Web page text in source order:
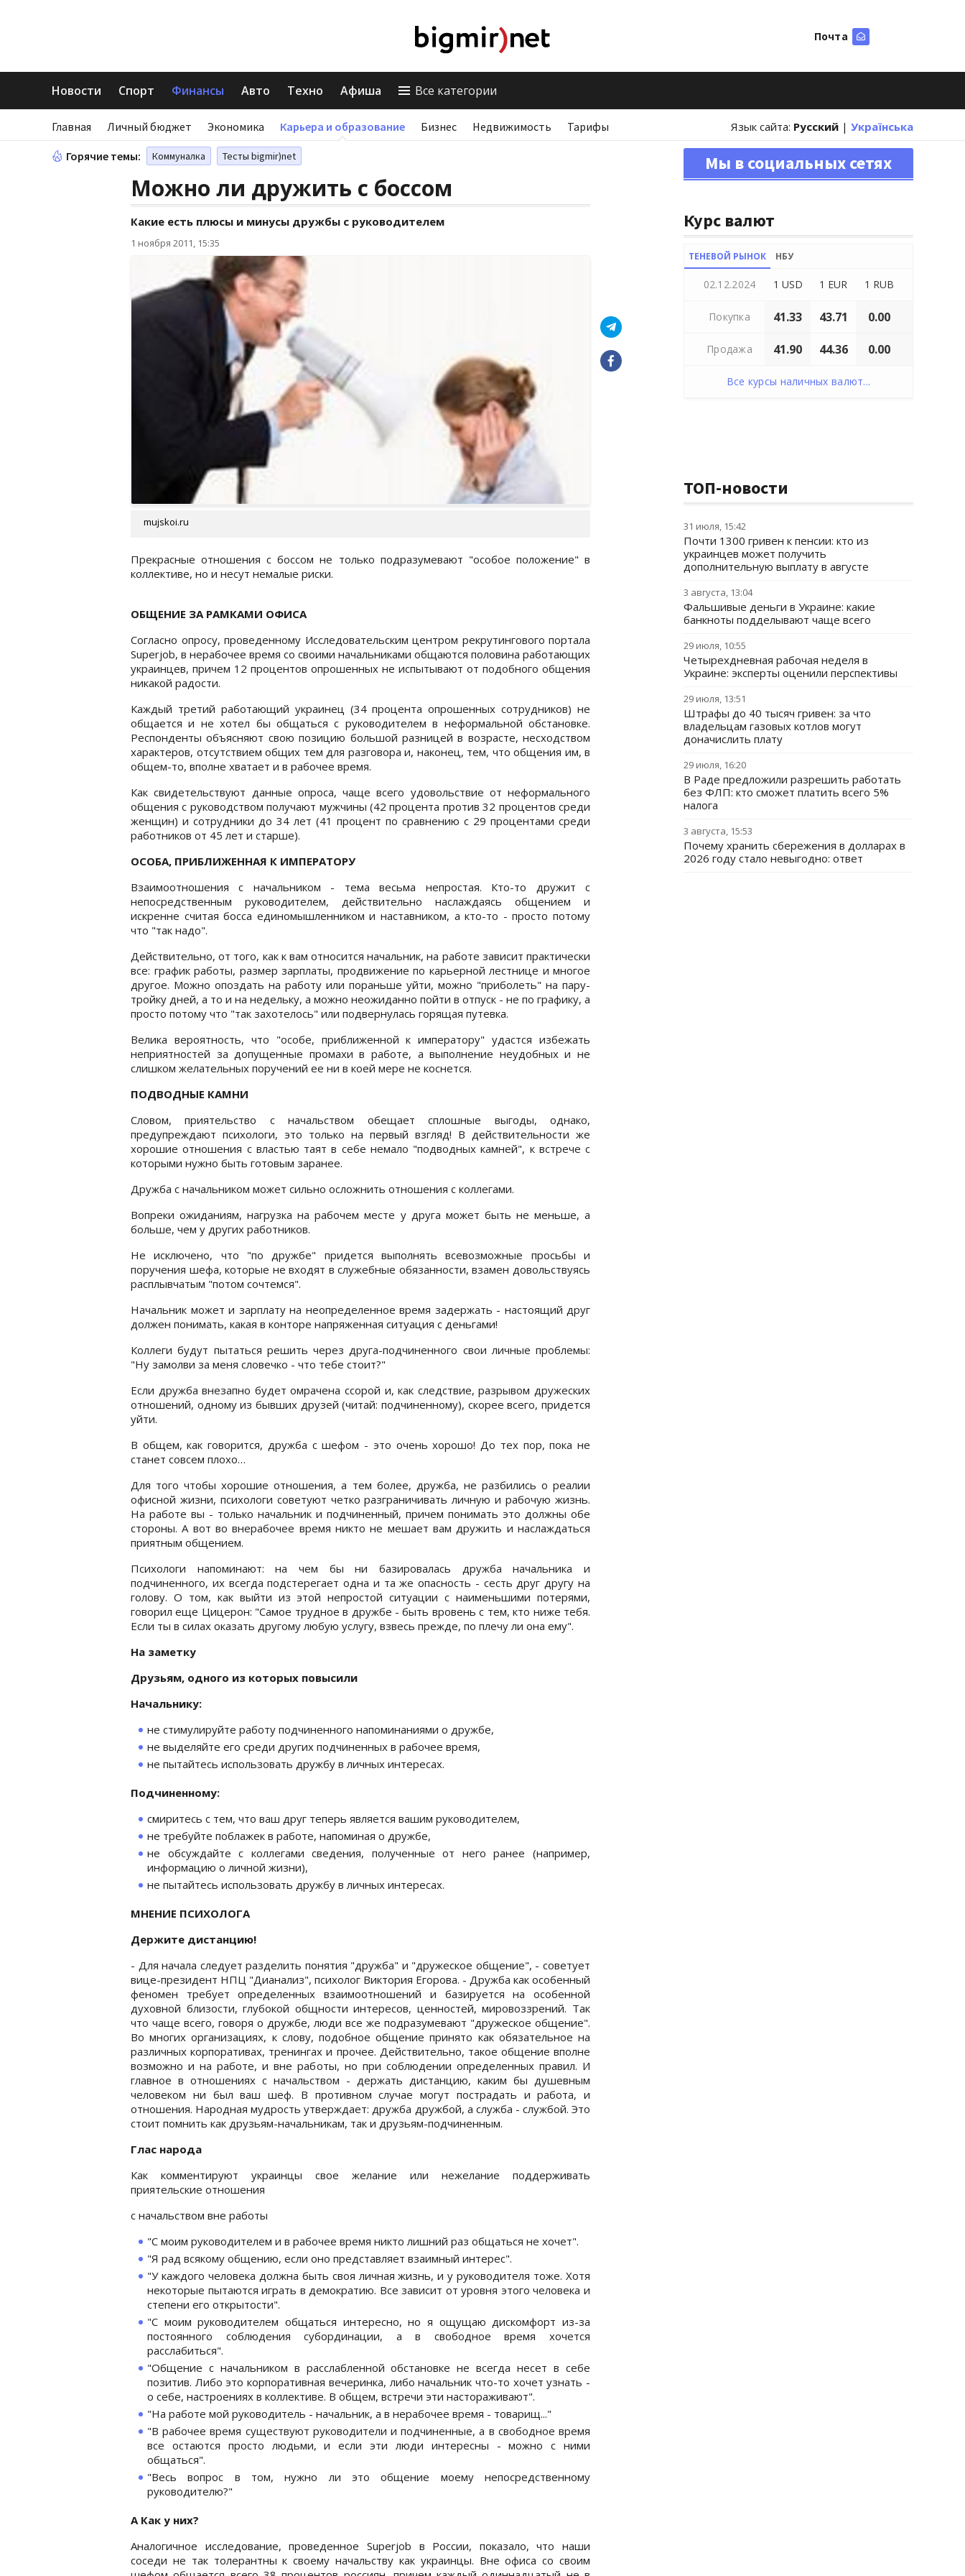
Почта
Новости Спорт Финансы Авто Техно Афиша Все категории
Главная Личный бюджет Экономика Карьера и образование Бизнес Недвижимость Тарифы Язык сайта: Русский | Українська
Горячие темы: Коммуналка Тесты bigmir)net
Можно ли дружить с боссом
Какие есть плюсы и минусы дружбы с руководителем
1 ноября 2011, 15:35
mujskoi.ru
Прекрасные отношения с боссом не только подразумевают "особое положение" в
коллективе, но и несут немалые риски.
ОБЩЕНИЕ ЗА РАМКАМИ ОФИСА
Согласно опросу, проведенному Исследовательским центром рекрутингового портала
Superjob, в нерабочее время со своими начальниками общаются половина работающих
украинцев, причем 12 процентов опрошенных не испытывают от подобного общения
никакой радости.
Каждый третий работающий украинец (34 процента опрошенных сотрудников) не
общается и не хотел бы общаться с руководителем в неформальной обстановке.
Респонденты объясняют свою позицию большой разницей в возрасте, несходством
характеров, отсутствием общих тем для разговора и, наконец, тем, что общения им, в
общем-то, вполне хватает и в рабочее время.
Как свидетельствуют данные опроса, чаще всего удовольствие от неформального
общения с руководством получают мужчины (42 процента против 32 процентов среди
женщин) и сотрудники до 34 лет (41 процент по сравнению с 29 процентами среди
работников от 45 лет и старше).
ОСОБА, ПРИБЛИЖЕННАЯ К ИМПЕРАТОРУ
Взаимоотношения с начальником - тема весьма непростая. Кто-то дружит с
непосредственным руководителем, действительно наслаждаясь общением и
искренне считая босса единомышленником и наставником, а кто-то - просто потому
что "так надо".
Действительно, от того, как к вам относится начальник, на работе зависит практически
все: график работы, размер зарплаты, продвижение по карьерной лестнице и многое
другое. Можно опоздать на работу или пораньше уйти, можно "приболеть" на пару-
тройку дней, а то и на недельку, а можно неожиданно пойти в отпуск - не по графику, а
просто потому что "так захотелось" или подвернулась горящая путевка.
Велика вероятность, что "особе, приближенной к императору" удастся избежать
неприятностей за допущенные промахи в работе, а выполнение неудобных и не
слишком желательных поручений ее ни в коей мере не коснется.
ПОДВОДНЫЕ КАМНИ
Словом, приятельство с начальством обещает сплошные выгоды, однако,
предупреждают психологи, это только на первый взгляд! В действительности же
хорошие отношения с властью таят в себе немало "подводных камней", к встрече с
которыми нужно быть готовым заранее.
Дружба с начальником может сильно осложнить отношения с коллегами.
Вопреки ожиданиям, нагрузка на рабочем месте у друга может быть не меньше, а
больше, чем у других работников.
Не исключено, что "по дружбе" придется выполнять всевозможные просьбы и
поручения шефа, которые не входят в служебные обязанности, взамен довольствуясь
расплывчатым "потом сочтемся".
Начальник может и зарплату на неопределенное время задержать - настоящий друг
должен понимать, какая в конторе напряженная ситуация с деньгами!
Коллеги будут пытаться решить через друга-подчиненного свои личные проблемы:
"Ну замолви за меня словечко - что тебе стоит?"
Если дружба внезапно будет омрачена ссорой и, как следствие, разрывом дружеских
отношений, одному из бывших друзей (читай: подчиненному), скорее всего, придется
уйти.
В общем, как говорится, дружба с шефом - это очень хорошо! До тех пор, пока не
станет совсем плохо…
Для того чтобы хорошие отношения, а тем более, дружба, не разбились о реалии
офисной жизни, психологи советуют четко разграничивать личную и рабочую жизнь.
На работе вы - только начальник и подчиненный, причем понимать это должны обе
стороны. А вот во внерабочее время никто не мешает вам дружить и наслаждаться
приятным общением.
Психологи напоминают: на чем бы ни базировалась дружба начальника и
подчиненного, их всегда подстерегает одна и та же опасность - сесть друг другу на
голову. О том, как выйти из этой непростой ситуации с наименьшими потерями,
говорил еще Цицерон: "Самое трудное в дружбе - быть вровень с тем, кто ниже тебя.
Если ты в силах оказать другому любую услугу, взвесь прежде, по плечу ли она ему".
На заметку
Друзьям, одного из которых повысили
Начальнику:
не стимулируйте работу подчиненного напоминаниями о дружбе,
не выделяйте его среди других подчиненных в рабочее время,
не пытайтесь использовать дружбу в личных интересах.
Подчиненному:
смиритесь с тем, что ваш друг теперь является вашим руководителем,
не требуйте поблажек в работе, напоминая о дружбе,
не обсуждайте с коллегами сведения, полученные от него ранее (например,
информацию о личной жизни),
не пытайтесь использовать дружбу в личных интересах.
МНЕНИЕ ПСИХОЛОГА
Держите дистанцию!
- Для начала следует разделить понятия "дружба" и "дружеское общение", - советует
вице-президент НПЦ "Дианализ", психолог Виктория Егорова. - Дружба как особенный
феномен требует определенных взаимоотношений и базируется на особенной
духовной близости, глубокой общности интересов, ценностей, мировоззрений. Так
что чаще всего, говоря о дружбе, люди все же подразумевают "дружеское общение".
Во многих организациях, к слову, подобное общение принято как обязательное на
различных корпоративах, тренингах и прочее. Действительно, такое общение вполне
возможно и на работе, и вне работы, но при соблюдении определенных правил. И
главное в отношениях с начальством - держать дистанцию, каким бы душевным
человеком ни был ваш шеф. В противном случае могут пострадать и работа, и
отношения. Народная мудрость утверждает: дружба дружбой, а служба - службой. Это
стоит помнить как друзьям-начальникам, так и друзьям-подчиненным.
Глас народа
Как комментируют украинцы свое желание или нежелание поддерживать
приятельские отношения
с начальством вне работы
"С моим руководителем и в рабочее время никто лишний раз общаться не хочет".
"Я рад всякому общению, если оно представляет взаимный интерес".
"У каждого человека должна быть своя личная жизнь, и у руководителя тоже. Хотя
некоторые пытаются играть в демократию. Все зависит от уровня этого человека и
степени его открытости".
"С моим руководителем общаться интересно, но я ощущаю дискомфорт из-за
постоянного соблюдения субординации, а в свободное время хочется
расслабиться".
"Общение с начальником в расслабленной обстановке не всегда несет в себе
позитив. Либо это корпоративная вечеринка, либо начальник что-то хочет узнать -
о себе, настроениях в коллективе. В общем, встречи эти настораживают".
"На работе мой руководитель - начальник, а в нерабочее время - товарищ..."
"В рабочее время существуют руководители и подчиненные, а в свободное время
все остаются просто людьми, и если эти люди интересны - можно с ними
общаться".
"Весь вопрос в том, нужно ли это общение моему непосредственному
руководителю?"
А Как у них?
Аналогичное исследование, проведенное Superjob в России, показало, что наши
соседи не так толерантны к своему начальству как украинцы. Вне офиса со своим
Мы в социальных сетях
Курс валют
ТЕНЕВОЙ РЫНОК НБУ
02.12.2024 1 USD 1 EUR 1 RUB
Покупка 41.33 43.71 0.00
Продажа 41.90 44.36 0.00
Все курсы наличных валют...
ТОП-новости
31 июля, 15:42
Почти 1300 гривен к пенсии: кто из
украинцев может получить
дополнительную выплату в августе
3 августа, 13:04
Фальшивые деньги в Украине: какие
банкноты подделывают чаще всего
29 июля, 10:55
Четырехдневная рабочая неделя в
Украине: эксперты оценили перспективы
29 июля, 13:51
Штрафы до 40 тысяч гривен: за что
владельцам газовых котлов могут
доначислить плату
29 июля, 16:20
В Раде предложили разрешить работать
без ФЛП: кто сможет платить всего 5%
налога
3 августа, 15:53
Почему хранить сбережения в долларах в
2026 году стало невыгодно: ответ